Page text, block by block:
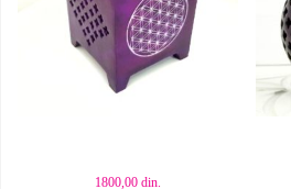
1800,00 din.